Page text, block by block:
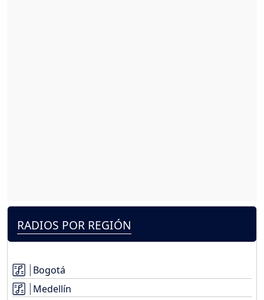
RADIOS POR REGIÓN
Bogotá
Medellín